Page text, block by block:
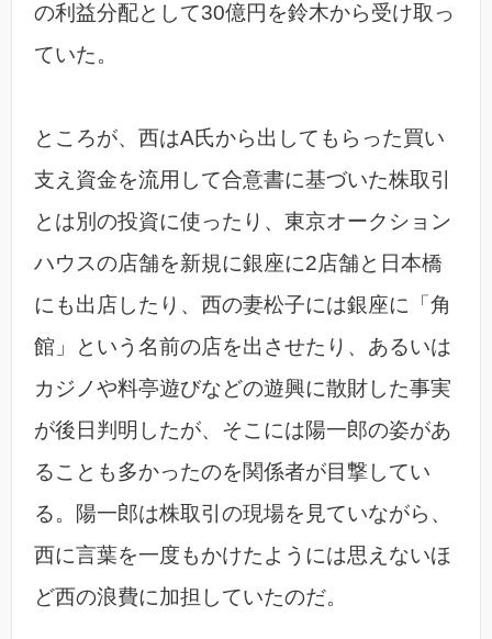
の利益分配として30億円を鈴木から受け取っ
ていた。
ところが、西はA氏から出してもらった買い
支え資金を流用して合意書に基づいた株取引
とは別の投資に使ったり、東京オークション
ハウスの店舗を新規に銀座に2店舗と日本橋
にも出店したり、西の妻松子には銀座に「角
館」という名前の店を出させたり、あるいは
カジノや料亭遊びなどの遊興に散財した事実
が後日判明したが、そこには陽一郎の姿があ
ることも多かったのを関係者が目撃してい
る。陽一郎は株取引の現場を見ていながら、
西に言葉を一度もかけたようには思えないほ
ど西の浪費に加担していたのだ。